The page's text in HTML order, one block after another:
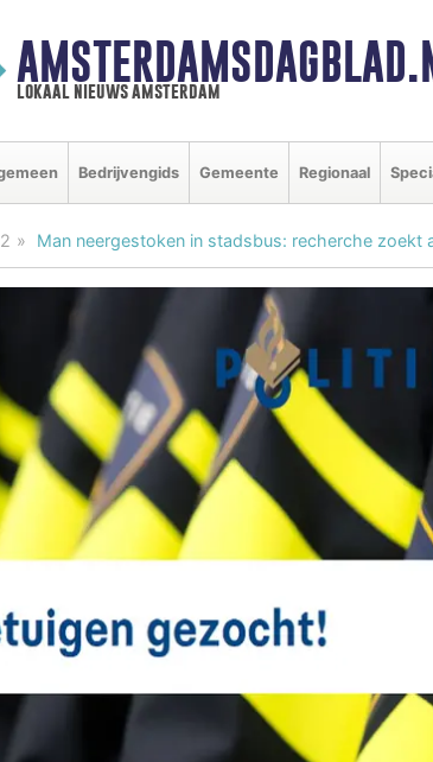
lokaal nieuws amsterdam
Bedrijvengids Gemeente Regionaal
Man neergestoken in stadsbus: recherche zoekt